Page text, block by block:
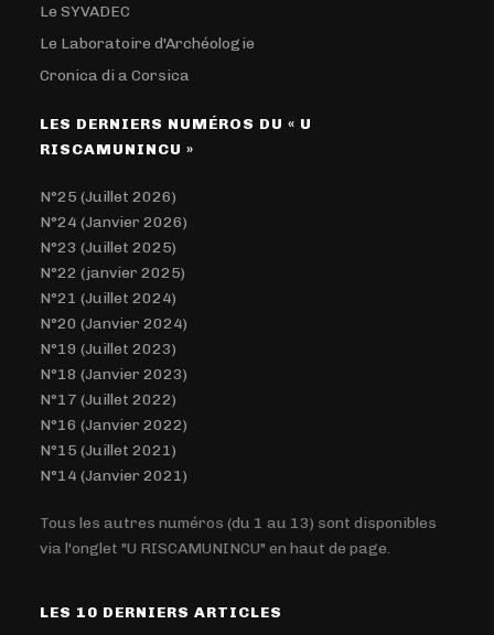
Le SYVADEC
Le Laboratoire d'Archéologie
Cronica di a Corsica
LES DERNIERS NUMÉROS DU « U
RISCAMUNINCU »
N°25 (Juillet 2026)
N°24 (Janvier 2026)
N°23 (Juillet 2025)
N°22 (janvier 2025)
N°21 (Juillet 2024)
N°20 (Janvier 2024)
N°19 (Juillet 2023)
N°18 (Janvier 2023)
N°17 (Juillet 2022)
N°16 (Janvier 2022)
N°15 (Juillet 2021)
N°14 (Janvier 2021)
Tous les autres numéros (du 1 au 13) sont disponibles
via l'onglet "U RISCAMUNINCU" en haut de page.
LES 10 DERNIERS ARTICLES